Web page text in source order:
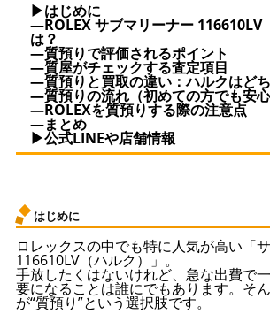
▶はじめに
—ROLEX サブマリーナー 116610LV
は？
—質預りで評価されるポイント
—質屋がチェックする査定項目
—質預りと買取の違い：ハルクはど
—質預りの流れ（初めての方でも安心
—ROLEXを質預りする際の注意点
—まとめ
▶公式LINEや店舗情報
はじめに
ロレックスの中でも特に人気が高い「
116610LV（ハルク）」。
手放したくはないけれど、急な出費で
要になることは誰にでもあります。そ
が“質預り”という選択肢です。